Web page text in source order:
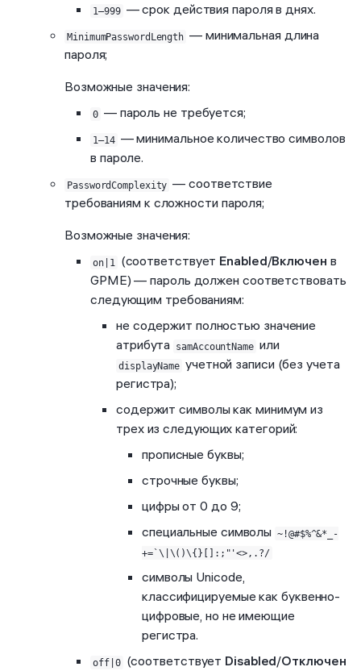
1–999 — срок действия пароля в днях.
MinimumPasswordLength — минимальная длина
пароля;
Возможные значения:
0 — пароль не требуется;
1–14 — минимальное количество символов
в пароле.
PasswordComplexity — соответствие
требованиям к сложности пароля;
Возможные значения:
on|1 (соответствует Enabled/Включен в
GPME) — пароль должен соответствовать
следующим требованиям:
не содержит полностью значение
атрибута samAccountName или
displayName учетной записи (без учета
регистра);
содержит символы как минимум из
трех из следующих категорий:
прописные буквы;
строчные буквы;
цифры от 0 до 9;
специальные символы ~!@#$%^&*_-
+=`\|\()\{}[]:;"'<>,.?/
символы Unicode,
классифицируемые как буквенно-
цифровые, но не имеющие
регистра.
off|0 (соответствует Disabled/Отключен